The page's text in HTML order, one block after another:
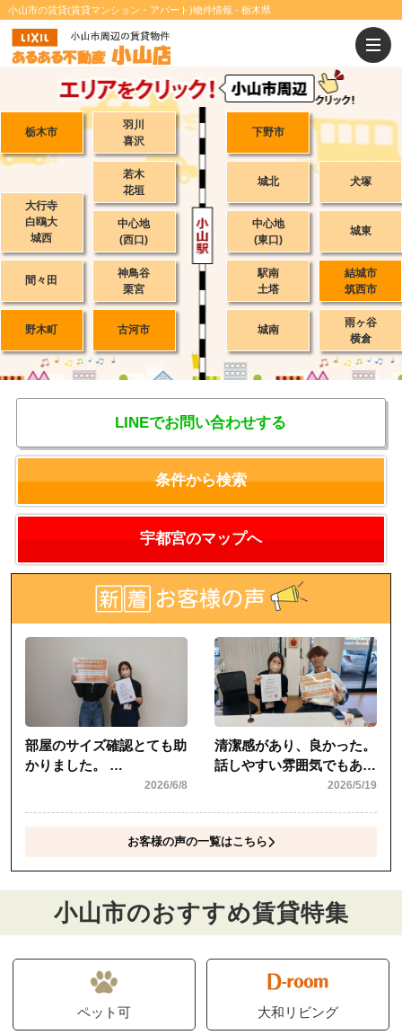
小山市の賃貸(賃貸マンション・アパート)物件情報 - 栃木県
栃木市
羽川
喜沢
下野市
若木
花垣
城北
犬塚
大行寺
白鴎大
城西
中心地
(西口)
中心地
(東口)
城東
神鳥谷
栗宮
駅南
土塔
結城市
筑西市
野木町 古河市
間々田
城南
雨ヶ谷
横倉
LINEでお問い合わせする
条件から検索
宇都宮のマップへ
お客様の声の一覧はこちら
小山市のおすすめ賃貸特集
ペット可 大和リビング